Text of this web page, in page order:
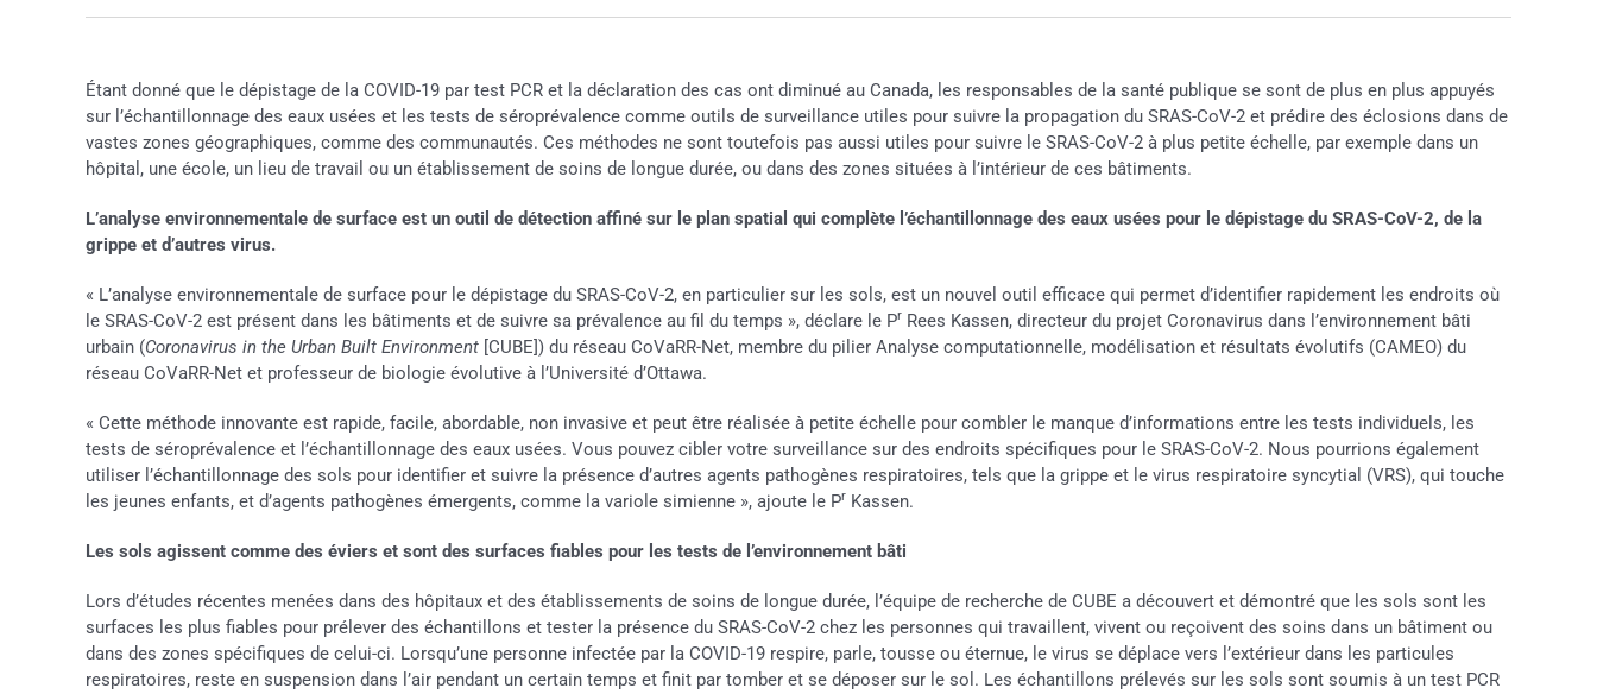
Étant donné que le dépistage de la COVID-19 par test PCR et la déclaration des cas ont diminué au Canada, les responsables de la santé publique se sont de plus en plus appuyés
sur l’échantillonnage des eaux usées et les tests de séroprévalence comme outils de surveillance utiles pour suivre la propagation du SRAS-CoV-2 et prédire des éclosions dans de
vastes zones géographiques, comme des communautés. Ces méthodes ne sont toutefois pas aussi utiles pour suivre le SRAS-CoV-2 à plus petite échelle, par exemple dans un
hôpital, une école, un lieu de travail ou un établissement de soins de longue durée, ou dans des zones situées à l’intérieur de ces bâtiments.
L’analyse environnementale de surface est un outil de détection affiné sur le plan spatial qui complète l’échantillonnage des eaux usées pour le dépistage du SRAS-CoV-2, de la
grippe et d’autres virus.
« L’analyse environnementale de surface pour le dépistage du SRAS-CoV-2, en particulier sur les sols, est un nouvel outil efficace qui permet d’identifier rapidement les endroits où
le SRAS-CoV-2 est présent dans les bâtiments et de suivre sa prévalence au fil du temps », déclare le PrRees Kassen, directeur du projet Coronavirus dans l’environnement bâti
urbain (Coronavirus in the Urban Built Environment[CUBE]) du réseau CoVaRR-Net, membre du pilier Analyse computationnelle, modélisation et résultats évolutifs (CAMEO) du
réseau CoVaRR-Net et professeur de biologie évolutive à l’Université d’Ottawa.
« Cette méthode innovante est rapide, facile, abordable, non invasive et peut être réalisée à petite échelle pour combler le manque d’informations entre les tests individuels, les
tests de séroprévalence et l’échantillonnage des eaux usées. Vous pouvez cibler votre surveillance sur des endroits spécifiques pour le SRAS-CoV-2. Nous pourrions également
utiliser l’échantillonnage des sols pour identifier et suivre la présence d’autres agents pathogènes respiratoires, tels que la grippe et le virus respiratoire syncytial (VRS), qui touche
les jeunes enfants, et d’agents pathogènes émergents, comme la variole simienne », ajoute le PrKassen.
Les sols agissent comme des éviers et sont des surfaces fiables pour les tests de l’environnement bâti
Lors d’études récentes menées dans des hôpitaux et des établissements de soins de longue durée, l’équipe de recherche de CUBE a découvert et démontré que les sols sont les
surfaces les plus fiables pour prélever des échantillons et tester la présence du SRAS-CoV-2 chez les personnes qui travaillent, vivent ou reçoivent des soins dans un bâtiment ou
dans des zones spécifiques de celui-ci. Lorsqu’une personne infectée par la COVID-19 respire, parle, tousse ou éternue, le virus se déplace vers l’extérieur dans les particules
respiratoires, reste en suspension dans l’air pendant un certain temps et finit par tomber et se déposer sur le sol. Les échantillons prélevés sur les sols sont soumis à un test PCR